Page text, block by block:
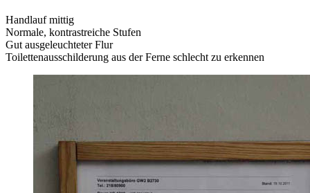
Handlauf mittig
Normale, kontrastreiche Stufen
Gut ausgeleuchteter Flur
Toilettenausschilderung aus der Ferne schlecht zu erkennen